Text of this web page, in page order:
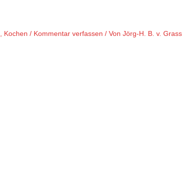
Kochen / Kommentar verfassen / Von Jörg-H. B. v. Grass